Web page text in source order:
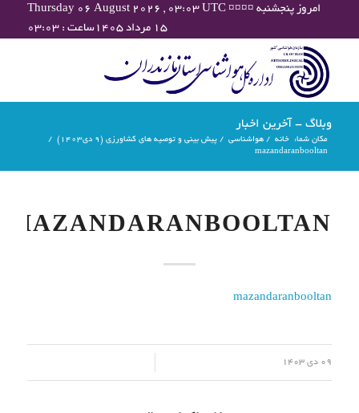
Thursday 06 August 2026 , 03:03 UTC ¤¤¤¤ امروز پنجشنبه
۱۵ مرداد ۱۴۰۵ساعت : ۰۳:۰۳
وبلاگ - آخرین اخبار
مکان شما: خانه / هواشناسی / پیش بینی و توصیه های کشاورزی (9 دی۱۴۰۳)
/
mazandaranbooltan
MAZANDARANBOOLTAN
mazandaranbooltan
09 دی 1403